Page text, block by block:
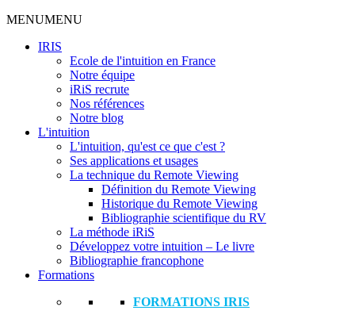
MENUMENU
IRIS
Ecole de l'intuition en France
Notre équipe
iRiS recrute
Nos références
Notre blog
L'intuition
L'intuition, qu'est ce que c'est ?
Ses applications et usages
La technique du Remote Viewing
Définition du Remote Viewing
Historique du Remote Viewing
Bibliographie scientifique du RV
La méthode iRiS
Développez votre intuition – Le livre
Bibliographie francophone
Formations
FORMATIONS IRIS